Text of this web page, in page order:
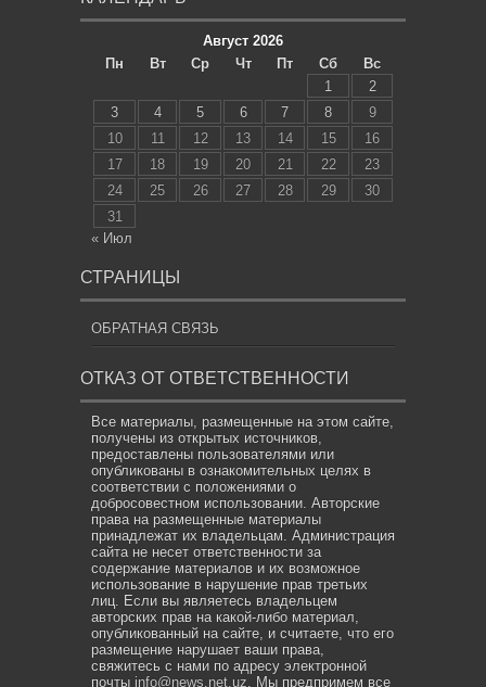
Август 2026
Пн
Вт Ср Чт Пт Сб
Вс
1
2
3
4 5 6 7 8
9
10
11 12 13 14 15
16
17
18 19 20 21 22
23
24
25 26 27 28 29
30
31
« Июл
СТРАНИЦЫ
ОБРАТНАЯ СВЯЗЬ
ОТКАЗ ОТ ОТВЕТСТВЕННОСТИ
Все материалы, размещенные на этом сайте,
получены из открытых источников,
предоставлены пользователями или
опубликованы в ознакомительных целях в
соответствии с положениями о
добросовестном использовании. Авторские
права на размещенные материалы
принадлежат их владельцам. Администрация
сайта не несет ответственности за
содержание материалов и их возможное
использование в нарушение прав третьих
лиц. Если вы являетесь владельцем
авторских прав на какой-либо материал,
опубликованный на сайте, и считаете, что его
размещение нарушает ваши права,
свяжитесь с нами по адресу электронной
почты info@news.net.uz . Мы предпримем все